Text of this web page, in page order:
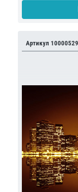
Артикул 10000529